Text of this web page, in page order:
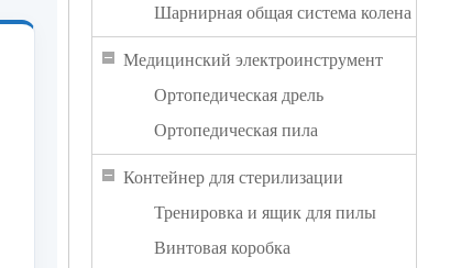
Шарнирная общая система колена
Медицинский электроинструмент
Ортопедическая дрель
Ортопедическая пила
Контейнер для стерилизации
Тренировка и ящик для пилы
Винтовая коробка